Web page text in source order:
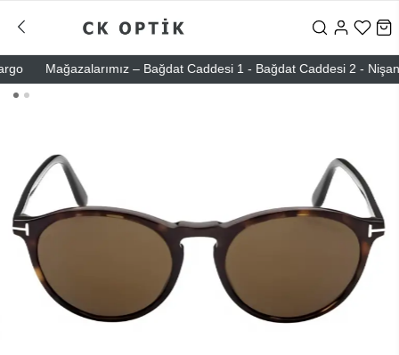
Mağazalarımız – Bağdat Caddesi 1 - Bağdat Caddesi 2 -